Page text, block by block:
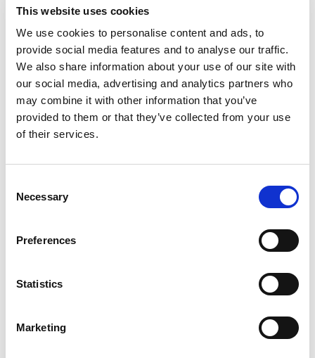
This website uses cookies
We use cookies to personalise content and ads, to
provide social media features and to analyse our traffic.
We also share information about your use of our site with
our social media, advertising and analytics partners who
may combine it with other information that you’ve
provided to them or that they’ve collected from your use
of their services.
Selection
Necessary
Preferences
Statistics
Marketing
加工(ECM)
検索
EXTRUSAXが研磨流動加工（AFM）でアルミニウム押出